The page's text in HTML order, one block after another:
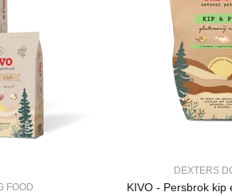
FOOD
DEXTERS
KIVO - Persbrok kip